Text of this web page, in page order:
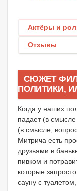
Актёры и
Отзывы
СЮЖЕТ
ПОЛИТИКИ,
Когда у наших
падает (в смысле
(в смысле,
Митрича есть
друзьями в
пивком и
которые
сауну с